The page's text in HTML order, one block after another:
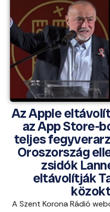
Az Apple
az App Store-
teljes
Oroszország
zsidók
eltávolítják
A Szent Korona Rádió